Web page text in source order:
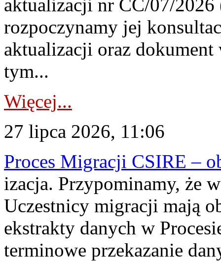
aktualizacji nr CC/07/
rozpoczynamy jej
aktualizacji oraz
tym...
Więcej...
27 lipca 2026, 11:06
Proces Migracji CSIRE –
izacja. Przypominamy, że
Uczestnicy migracji mają
ekstrakty danych w
terminowe przekazanie